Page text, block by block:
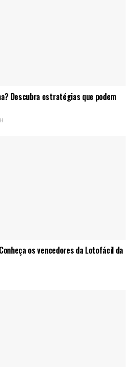
Descubra estratégias que podem
os vencedores da Lotofácil da